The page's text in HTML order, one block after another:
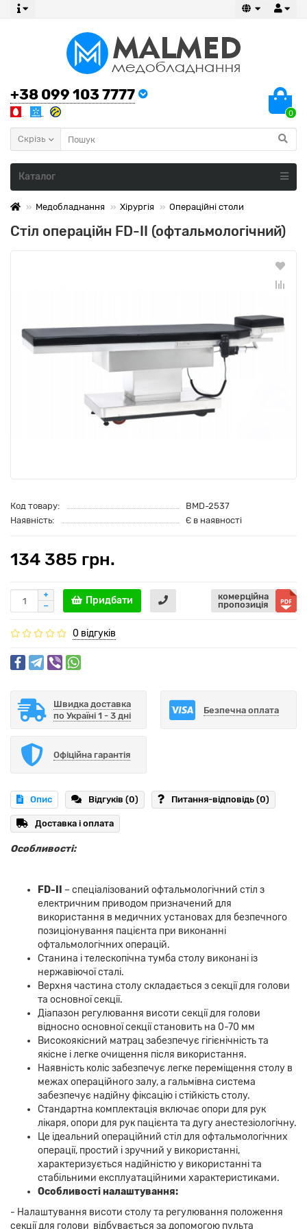
+38 099 103 7777
0
Скрізь
Каталог
Медобладнання Хірургія Операційні столи
Стіл операційн FD-ІІ (офтальмологічний)
Код товару:
BMD-2537
Наявність:
Є в наявності
134 385 грн.
Придбати
комерційна
пропозиція
0 відгуків
Швидка доставка
по Україні 1 - 3 дні
Безпечна оплата
Офіційна гарантія
Опис Відгуків (0) Питання-відповідь (0)
Доставка і оплата
Особливості:
FD-ІІ – спеціалізований офтальмологічний стіл з
електричним приводом призначений для
використання в медичних установах для безпечного
позиціонування пацієнта при виконанні
офтальмологічних операцій.
Станина і телескопічна тумба столу виконані із
нержавіючої сталі.
Верхня частина столу складається з секції для голови
та основної секції.
Діапазон регулювання висоти секції для голови
відносно основної секції становить на 0-70 мм
Високоякісний матрац забезпечує гігієнічність та
якісне і легке очищення після використання.
Наявність коліс забезпечує легке переміщення столу в
межах операційного залу, а гальмівна система
забезпечує надійну фіксацію і стійкість столу.
Стандартна комплектація включає опори для рук
лікаря, опори для рук пацієнта та дугу анестезіологічну.
Це ідеальний операційний стіл для офтальмологічних
операції, простий і зручний у використанні,
характеризується надійністю у використанні та
стабільними експлуатаційними характеристиками.
Особливості налаштування:
- Налаштування висоти столу та регулювання положення
секції для голови відбувається за допомогою пульта